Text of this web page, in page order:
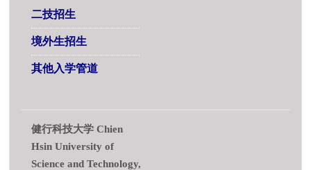
二技招生
境外生招生
其他入学管道
健行科技大学 Chien
Hsin University of
Science and Technology,